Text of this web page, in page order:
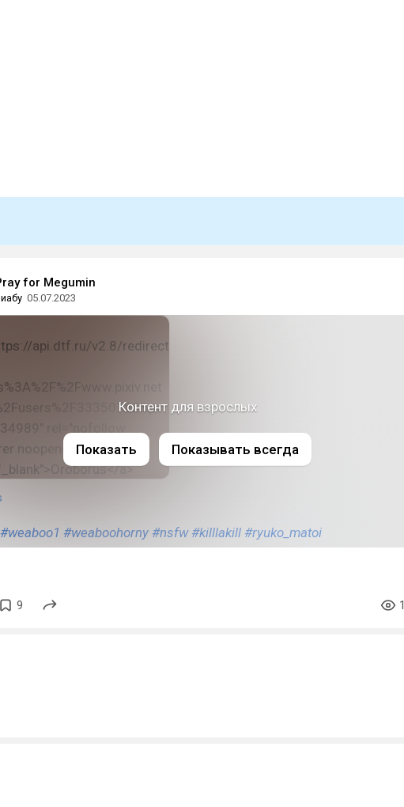
for Megumin
05.07.2023
#weaboo1 #weaboohorny #nsfw #killlakill #ryuko_matoi
Контент для взрослых
Показать Показывать всегда
9